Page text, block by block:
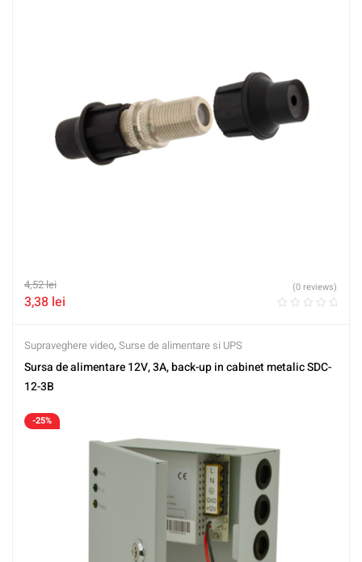
4,52lei
3,38 lei
(0 reviews)
Supraveghere video, Surse de alimentare si UPS
Sursa de alimentare 12V, 3A, back-up in cabinet metalic SDC-
12-3B
-25%